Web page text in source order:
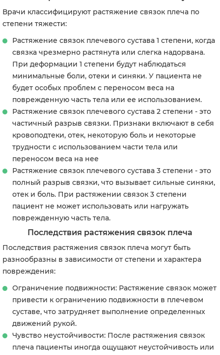
Врачи классифицируют растяжение связок плеча по
степени тяжести:
Растяжение связок плечевого сустава 1 степени, когда
связка чрезмерно растянута или слегка надорвана.
При деформации 1 степени будут наблюдаться
минимальные боли, отеки и синяки. У пациента не
будет особых проблем с переносом веса на
поврежденную часть тела или ее использованием.
Растяжение связок плечевого сустава 2 степени - это
частичный разрыв связки. Признаки включают в себя
кровоподтеки, отек, некоторую боль и некоторые
трудности с использованием части тела или
переносом веса на нее
Растяжение связок плечевого сустава 3 степени - это
полный разрыв связки, что вызывает сильные синяки,
отек и боль. При растяжении связок 3 степени
пациент не может использовать или нагружать
поврежденную часть тела.
Последствия растяжения связок плеча
Последствия растяжения связок плеча могут быть
разнообразны в зависимости от степени и характера
повреждения:
Ограничение подвижности: Растяжение связок может
привести к ограничению подвижности в плечевом
суставе, что затрудняет выполнение определенных
движений рукой.
Чувство неустойчивости: После растяжения связок
плеча пациенты иногда ощущают неустойчивость или